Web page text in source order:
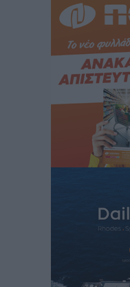
ανανεωμένο
Lions Χάλκης
Τοπικές Ειδήσεις• πριν
Ρόδος: «Βουλιάζει»
επιβάτες και 55
πριν 1
Γ’ Εθνική
αγωνιστικών της
Συνελήφθησαν δύο
πριν